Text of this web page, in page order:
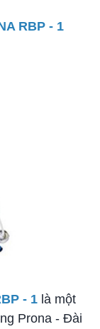
RBP - 1
- 1 là một
Prona - Đài